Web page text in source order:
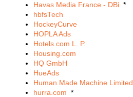
Havas Media France - DBi *
hbfsTech
HockeyCurve
HOPLA Ads
Hotels.com L. P.
Housing.com
HQ GmbH
HueAds
Human Made Machine Limited
hurra.com *